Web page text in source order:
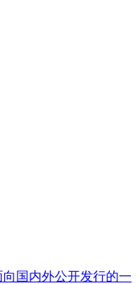
向国内外公开发行的一